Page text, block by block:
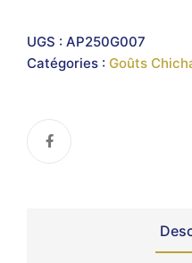
UGS : AP250G007
Catégories : Goûts